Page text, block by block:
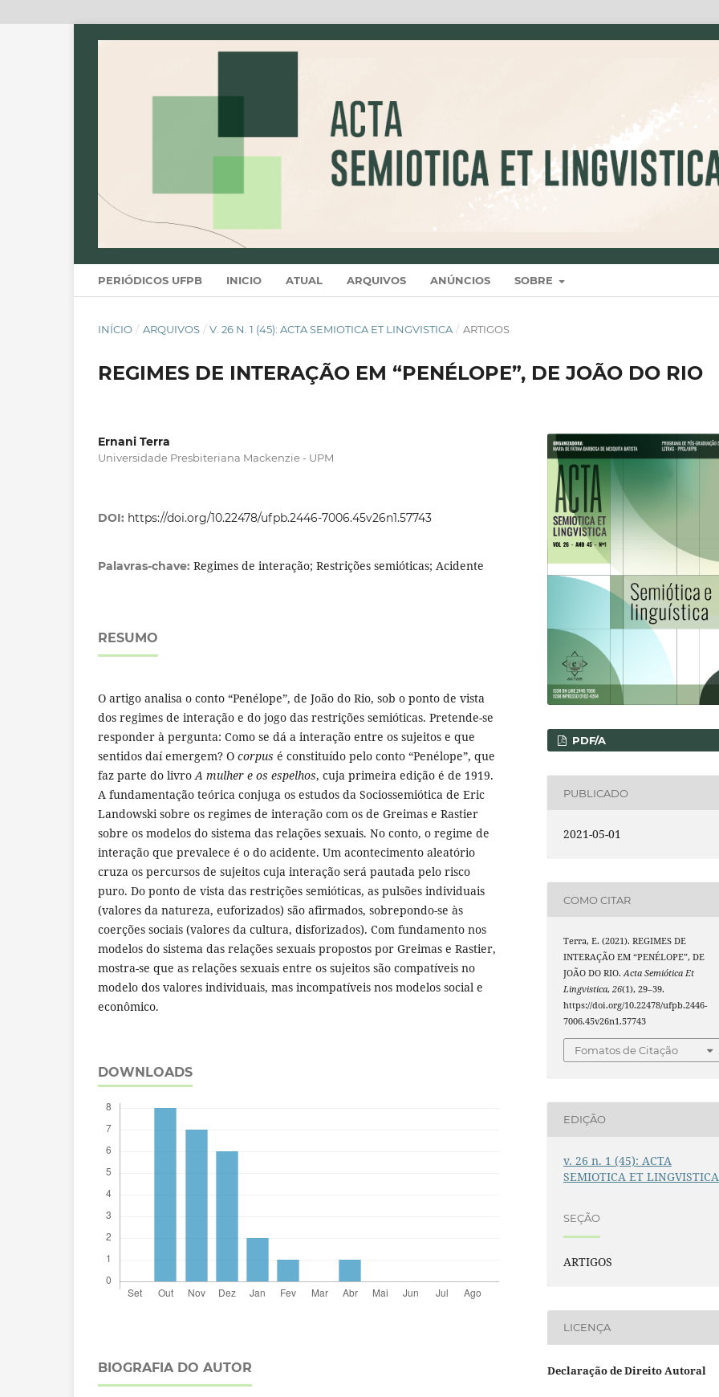
PERIÓDICOS UFPB INICIO ATUAL ARQUIVOS ANÚNCIOS SOBRE
INÍCIO / ARQUIVOS / V. 26 N. 1 (45): ACTA SEMIOTICA ET LINGVISTICA / ARTIGOS
REGIMES DE INTERAÇÃO EM “PENÉLOPE”, DE JOÃO DO RIO
Ernani Terra
Universidade Presbiteriana Mackenzie - UPM
DOI: https://doi.org/10.22478/ufpb.2446-7006.45v26n1.57743
Palavras-chave: Regimes de interação; Restrições semióticas; Acidente
RESUMO
O artigo analisa o conto “Penélope”, de João do Rio, sob o ponto de vista
dos regimes de interação e do jogo das restrições semióticas. Pretende-se
responder à pergunta: Como se dá a interação entre os sujeitos e que
sentidos daí emergem? O corpus é constituído pelo conto “Penélope”, que
faz parte do livroA mulher e os espelhos, cuja primeira edição é de 1919.
A fundamentação teórica conjuga os estudos da Sociossemiótica de Eric
Landowski sobre os regimes de interação com os de Greimas e Rastier
sobre os modelos do sistema das relações sexuais. No conto, o regime de
interação que prevalece é o do acidente. Um acontecimento aleatório
cruza os percursos de sujeitos cuja interação será pautada pelo risco
puro. Do ponto de vista das restrições semióticas, as pulsões individuais
(valores da natureza, euforizados) são afirmados, sobrepondo-se às
coerções sociais (valores da cultura, disforizados). Com fundamento nos
modelos do sistema das relações sexuais propostos por Greimas e Rastier,
mostra-se que as relações sexuais entre os sujeitos são compatíveis no
modelo dos valores individuais, mas incompatíveis nos modelos social e
econômico.
DOWNLOADS
BIOGRAFIA DO AUTOR
PDF/A
PUBLICADO
2021-05-01
COMO CITAR
Terra, E. (2021). REGIMES DE
INTERAÇÃO EM “PENÉLOPE”, DE
JOÃO DO RIO.Acta Semiótica Et
Lingvistica,26(1), 29–39.
https://doi.org/10.22478/ufpb.2446-
7006.45v26n1.57743
Fomatos de Citação
EDIÇÃO
v. 26 n. 1 (45): ACTA
SEMIOTICA ET LINGVISTICA
SEÇÃO
ARTIGOS
LICENÇA
Declaração de Direito Autoral